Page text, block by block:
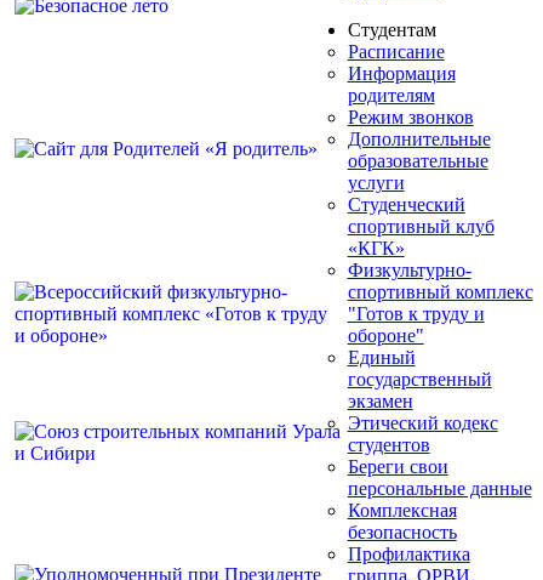
Студентам
Расписание
Информация
родителям
Режим звонков
Дополнительные
образовательные
услуги
Студенческий
спортивный клуб
«КГК»
Физкультурно-
спортивный комплекс
"Готов к труду и
обороне"
Единый
государственный
экзамен
Этический кодекс
студентов
Береги свои
персональные данные
Комплексная
безопасность
Профилактика
гриппа, ОРВИ,